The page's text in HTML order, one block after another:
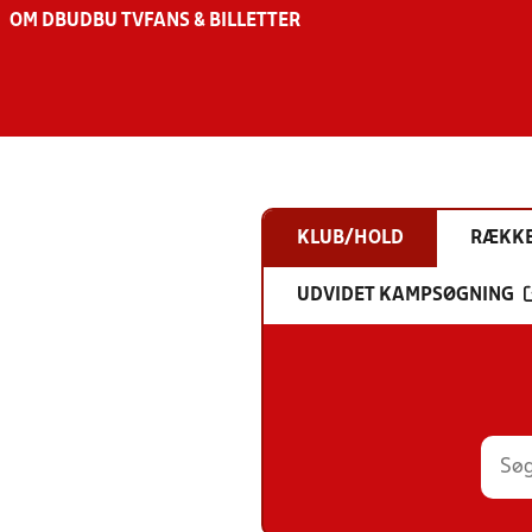
OM DBU DBU TV FANS & BILLETTER
KLUB/HOLD
UDVIDET KAMPSØGNING